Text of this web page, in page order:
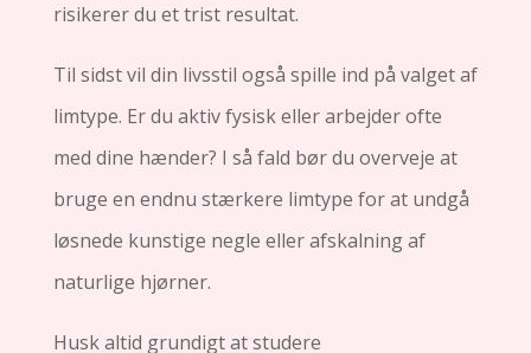
risikerer du et trist resultat.
Til sidst vil din livsstil også spille ind på valget af
limtype. Er du aktiv fysisk eller arbejder ofte
med dine hænder? I så fald bør du overveje at
bruge en endnu stærkere limtype for at undgå
løsnede kunstige negle eller afskalning af
naturlige hjørner.
Husk altid grundigt at studere